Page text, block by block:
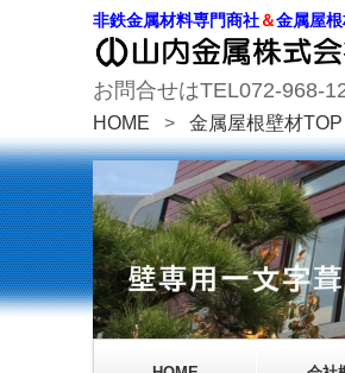
非鉄金属材料専門商社＆金属屋
お問合せはTEL072-968-
HOME > 金属屋根壁材TOP